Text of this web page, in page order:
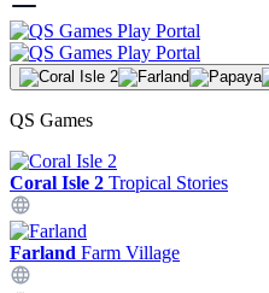
QS Games
Coral Isle 2 Tropical Stories
Farland Farm Village